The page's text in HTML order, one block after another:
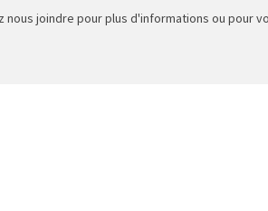
nous joindre pour plus d'informations ou pour